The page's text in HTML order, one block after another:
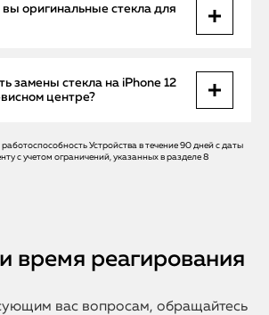
именно стекло с сохранением
если повреждение не затронуло
от сложности повреждений и
диагностики. В Apple
вы оригинальные стекла для
центре Apple Help применяются
стекла, сертифицированные
что обеспечивает максимальную
цветопередачи и отзывчивости сенсора.
замены стекла на iPhone 12
центре?
зависит от типа повреждения и
дополнительных компонентов. В
Устройства в течение 90 дней с даты
с учетом ограничений, указанных в разделе 8
время реагирования
вас вопросам, обращайтесь